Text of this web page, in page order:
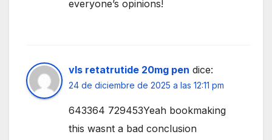
everyone’s opinions!
vls retatrutide 20mg pen dice:
24 de diciembre de 2025 a las 12:11 pm
643364 729453Yeah bookmaking
this wasnt a bad conclusion